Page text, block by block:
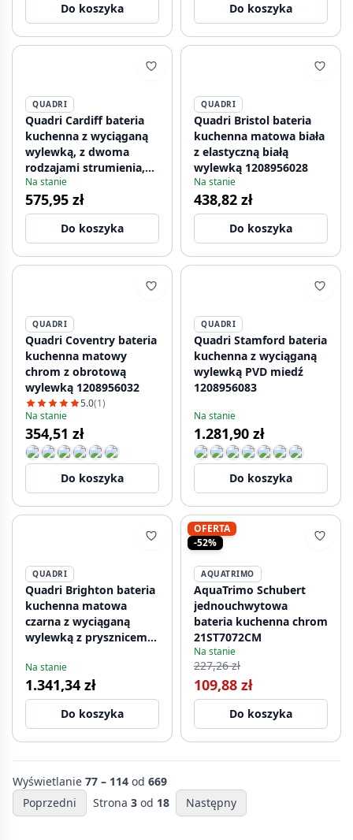
Do koszyka Do koszyka
QUADRI
Quadri Cardiff bateria
kuchenna z wyciąganą
wylewką, z dwoma
rodzajami strumienia,
wykonana ze stali
nierdzewnej, model
1208955914.
Na stanie
575,95 zł
Do koszyka
QUADRI
Quadri Bristol bateria
kuchenna matowa biała
z elastyczną białą
wylewką 1208956028
Na stanie
438,82 zł
Do koszyka
QUADRI
Quadri Coventry bateria
kuchenna matowy
chrom z obrotową
wylewką 1208956032
5.0(1)
Na stanie
354,51 zł
Do koszyka
QUADRI
Quadri Stamford bateria
kuchenna z wyciąganą
wylewką PVD miedź
1208956083
Na stanie
1.281,90 zł
Do koszyka
QUADRI
Quadri Brighton bateria
kuchenna matowa
czarna z wyciąganą
wylewką z prysznicem
Na stanie
1.341,34 zł
Do koszyka
OFERTA
-52%
AQUATRIMO
AquaTrimo Schubert
jednouchwytowa
bateria kuchenna chrom
21ST7072CM
Na stanie
227,26 zł
109,88 zł
Do koszyka
Wyświetlanie 77 – 114 od 669
Poprzedni
Strona 3 od 18 Następny